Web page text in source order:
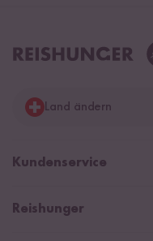
Land ändern
Deutschland
Kundenservice
Help Center & FAQ
Reishunger